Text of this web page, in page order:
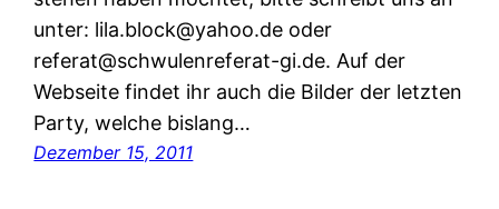
unter: lila.block@yahoo.de oder
referat@schwulenreferat-gi.de. Auf der
Webseite findet ihr auch die Bilder der letzten
Party, welche bislang…
Dezember 15, 2011